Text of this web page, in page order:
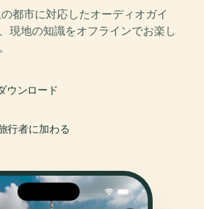
都市に対応したオーディオガイ
現地の知識をオフラインでお楽し
ウンロード
行者に加わる